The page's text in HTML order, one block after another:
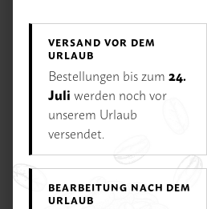
Menü
Unsere Vorteile
Rufen Sie uns an:
Öffnungszeiten
Di–Fr 11–18 Uhr | Sa 10–16
VERSAND VOR DEM
URLAUB
Bestellungen bis zum24.
Juli werden noch vor
unserem Urlaub
versendet.
BEARBEITUNG NACH DEM
URLAUB